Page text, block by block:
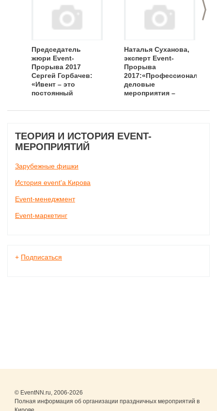
>
Председатель
жюри Event-
Прорыва 2017
Сергей Горбачев:
«Ивент – это
постоянный
Наталья Суханова,
эксперт Event-
Прорыва
2017:«Профессиональные
деловые
мероприятия –
инструмент в
ТЕОРИЯ И ИСТОРИЯ EVENT-
МЕРОПРИЯТИЙ
Зарубежные фишки
История event'а Кирова
Event-менеджмент
Event-маркетинг
+ Подписаться
© EventNN.ru, 2006-2026
Полная информация об организации праздничных мероприятий в